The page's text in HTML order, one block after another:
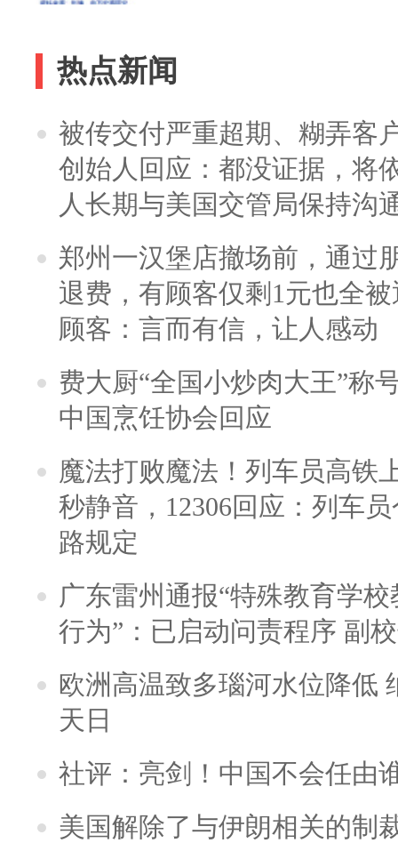
热点新闻
被传交付严重超期、糊弄客
创始人回应：都没证据，将
人长期与美国交管局保持沟
郑州一汉堡店撤场前，通过
退费，有顾客仅剩1元也全
顾客：言而有信，让人感动
费大厨“全国小炒肉大王”称
中国烹饪协会回应
魔法打败魔法！列车员高铁
秒静音，12306回应：列车
路规定
广东雷州通报“特殊教育学
行为”：已启动问责程序 副
欧洲高温致多瑙河水位降低
天日
社评：亮剑！中国不会任由
美国解除了与伊朗相关的制